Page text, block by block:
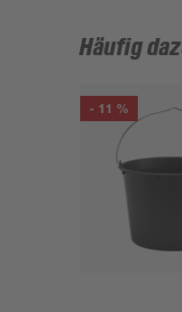
Häufig
- 11 %